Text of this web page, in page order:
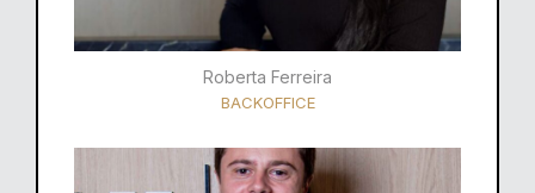
Roberta Ferreira
BACKOFFICE